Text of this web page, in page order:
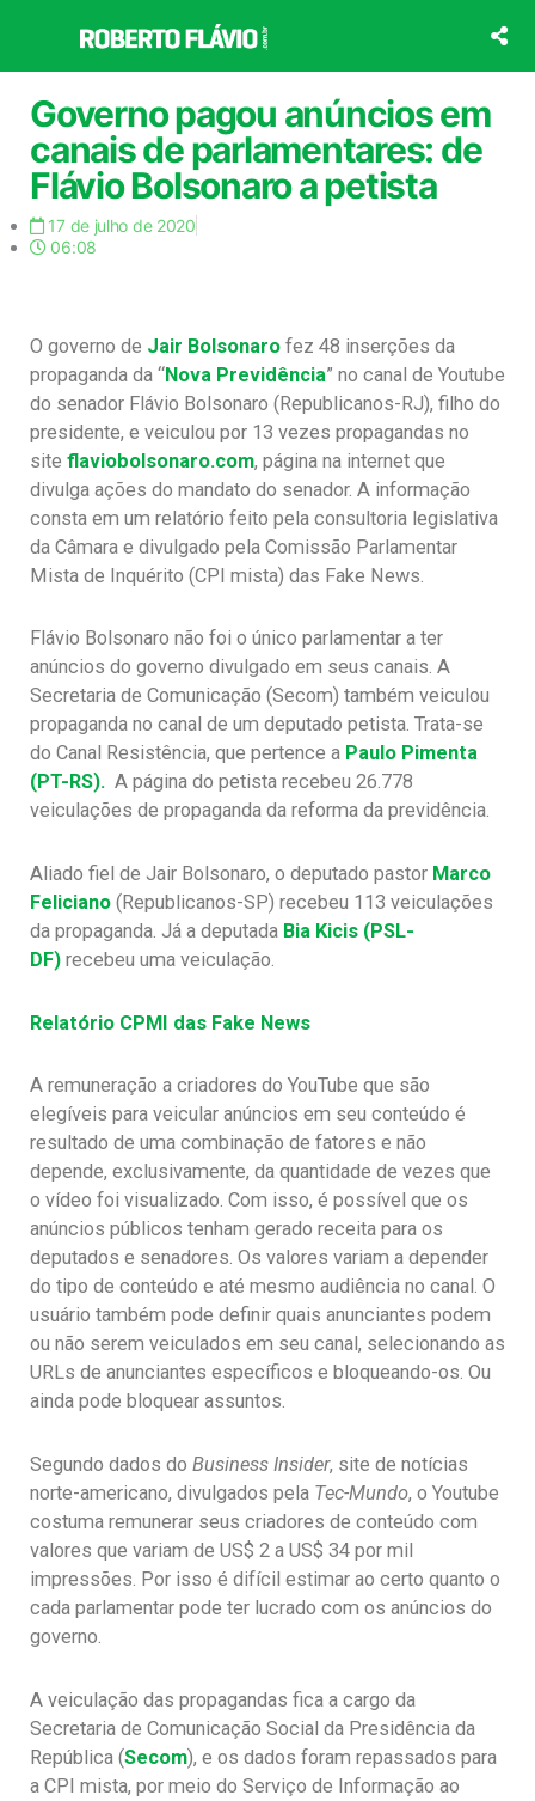
o
conteúdo
Governo pagou anúncios em
canais de parlamentares: de
Flávio Bolsonaro a petista
17 de julho de 2020
06:08
O governo de Jair Bolsonaro fez 48 inserções da
propaganda da “Nova Previdência” no canal de Youtube
do senador Flávio Bolsonaro (Republicanos-RJ), filho do
presidente, e veiculou por 13 vezes propagandas no
site flaviobolsonaro.com, página na internet que
divulga ações do mandato do senador. A informação
consta em um relatório feito pela consultoria legislativa
da Câmara e divulgado pela Comissão Parlamentar
Mista de Inquérito (CPI mista) das Fake News.
Flávio Bolsonaro não foi o único parlamentar a ter
anúncios do governo divulgado em seus canais. A
Secretaria de Comunicação (Secom) também veiculou
propaganda no canal de um deputado petista. Trata-se
do Canal Resistência, que pertence a Paulo Pimenta
(PT-RS). A página do petista recebeu 26.778
veiculações de propaganda da reforma da previdência.
Aliado fiel de Jair Bolsonaro, o deputado pastor Marco
Feliciano (Republicanos-SP) recebeu 113 veiculações
da propaganda. Já a deputada Bia Kicis (PSL-
DF) recebeu uma veiculação.
Relatório CPMI das Fake News
A remuneração a criadores do YouTube que são
elegíveis para veicular anúncios em seu conteúdo é
resultado de uma combinação de fatores e não
depende, exclusivamente, da quantidade de vezes que
o vídeo foi visualizado. Com isso, é possível que os
anúncios públicos tenham gerado receita para os
deputados e senadores. Os valores variam a depender
do tipo de conteúdo e até mesmo audiência no canal. O
usuário também pode definir quais anunciantes podem
ou não serem veiculados em seu canal, selecionando as
URLs de anunciantes específicos e bloqueando-os. Ou
ainda pode bloquear assuntos.
Segundo dados do Business Insider, site de notícias
norte-americano, divulgados pela Tec-Mundo, o Youtube
costuma remunerar seus criadores de conteúdo com
valores que variam de US$ 2 a US$ 34 por mil
impressões. Por isso é difícil estimar ao certo quanto o
cada parlamentar pode ter lucrado com os anúncios do
governo.
A veiculação das propagandas fica a cargo da
Secretaria de Comunicação Social da Presidência da
República (Secom), e os dados foram repassados para
a CPI mista, por meio do Serviço de Informação ao